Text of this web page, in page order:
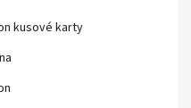
kusové karty